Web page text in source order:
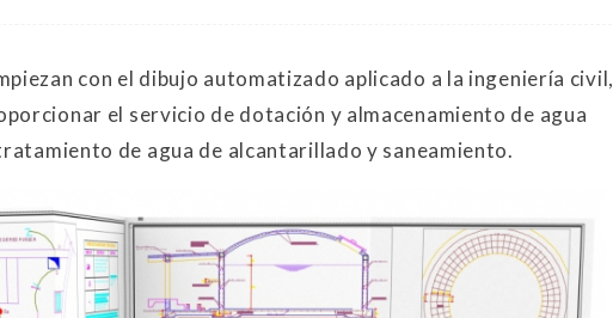
con el dibujo automatizado aplicado a la ingeniería civil,
el servicio de dotación y almacenamiento de agua
de agua de alcantarillado y saneamiento.